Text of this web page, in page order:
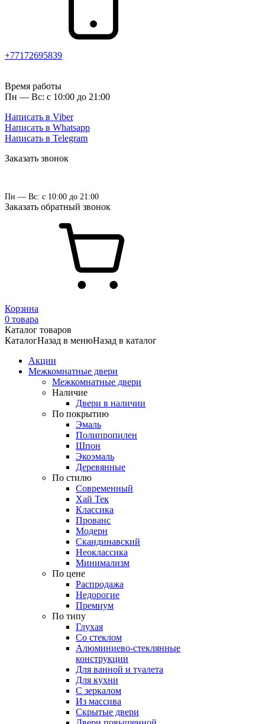
+77172695839
Время работы
Пн — Вс: с 10:00 до 21:00
Написать в Viber
Написать в Whatsapp
Написать в Telegram
Заказать звонок
Пн — Вс: с 10:00 до 21:00
Заказать обратный звонок
Корзина
0 товара
Каталог товаров
КаталогНазад в менюНазад в каталог
Акции
Межкомнатные двери
Межкомнатные двери
Наличие
Двери в наличии
По покрытию
Эмаль
Полипропилен
Шпон
Экоэмаль
Деревянные
По стилю
Современный
Хай Тек
Классика
Прованс
Модерн
Скандинавский
Неоклассика
Минимализм
По цене
Распродажа
Недорогие
Премиум
По типу
Глухая
Со стеклом
Алюминиево-стеклянные
конструкции
Для ванной и туалета
Для кухни
С зеркалом
Из массива
Скрытые двери